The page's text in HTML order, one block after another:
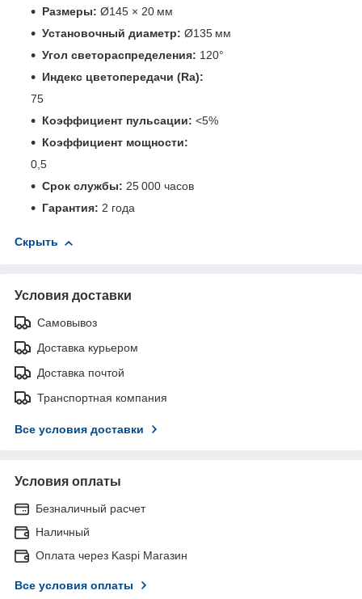
Размеры: Ø145 × 20 мм
Установочный диаметр: Ø135 мм
Угол светораспределения: 120°
Индекс цветопередачи (Ra):
75
Коэффициент пульсации: <5%
Коэффициент мощности:
0,5
Срок службы: 25 000 часов
Гарантия: 2 года
Скрыть
Условия доставки
Самовывоз
Доставка курьером
Доставка почтой
Транспортная компания
Все условия доставки
Условия оплаты
Безналичный расчет
Наличный
Оплата через Kaspi Магазин
Все условия оплаты